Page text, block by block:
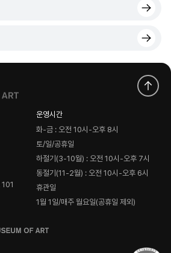
101
운영시간
화-금 : 오전 10시-오후 8시
토/일/공휴일
하절기(3-10월) : 오전 10시-오후 7시
동절기(11-2월) : 오전 10시-오후 6시
휴관일
1월 1일/매주 월요일(공휴일 제외)